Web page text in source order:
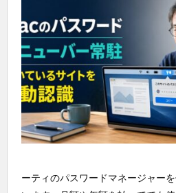
ーティのパスワードマネージャー